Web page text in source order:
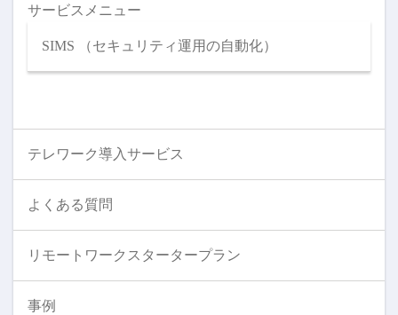
サービスメニュー
SIMS （セキュリティ運用の自動化）
テレワーク導入サービス
よくある質問
リモートワークスタータープラン
事例